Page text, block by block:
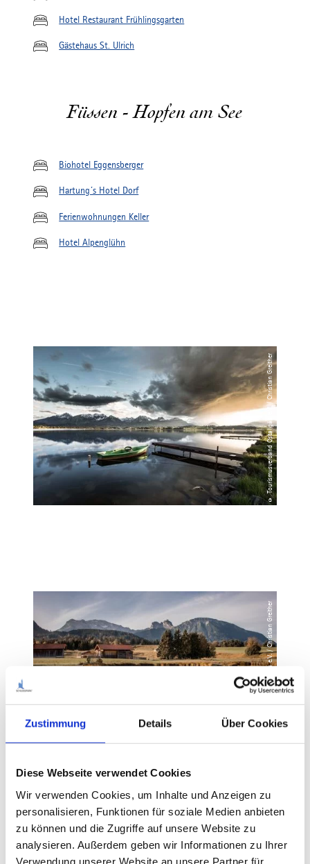
Zustimmung Details Über Cookies
Diese Webseite verwendet Cookies
Wir verwenden Cookies, um Inhalte und Anzeigen zu
personalisieren, Funktionen für soziale Medien anbieten
zu können und die Zugriffe auf unsere Website zu
analysieren. Außerdem geben wir Informationen zu Ihrer
Verwendung unserer Website an unsere Partner für
Hotel Restaurant Frühlingsgarten
Gästehaus St. Ulrich
Füssen - Hopfen am See
Biohotel Eggensberger
Hartung´s Hotel Dorf
Ferienwohnungen Keller
Hotel Alpenglühn
© Tourismusverband Ostallgäu e.V. / Christian Greither
© Tourismusverband Ostallgäu e.V. / Christian Greither